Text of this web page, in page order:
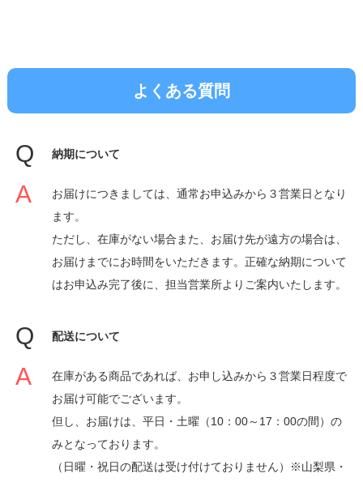
よくある質問
納期について
お届けにつきましては、通常お申込みから３営業日となり
ます。
ただし、在庫がない場合また、お届け先が遠方の場合は、
お届けまでにお時間をいただきます。正確な納期について
はお申込み完了後に、担当営業所よりご案内いたします。
配送について
在庫がある商品であれば、お申し込みから３営業日程度で
お届け可能でございます。
但し、お届けは、平日・土曜（10：00～17：00の間）の
みとなっております。
（日曜・祝日の配送は受け付けておりません）※山梨県・